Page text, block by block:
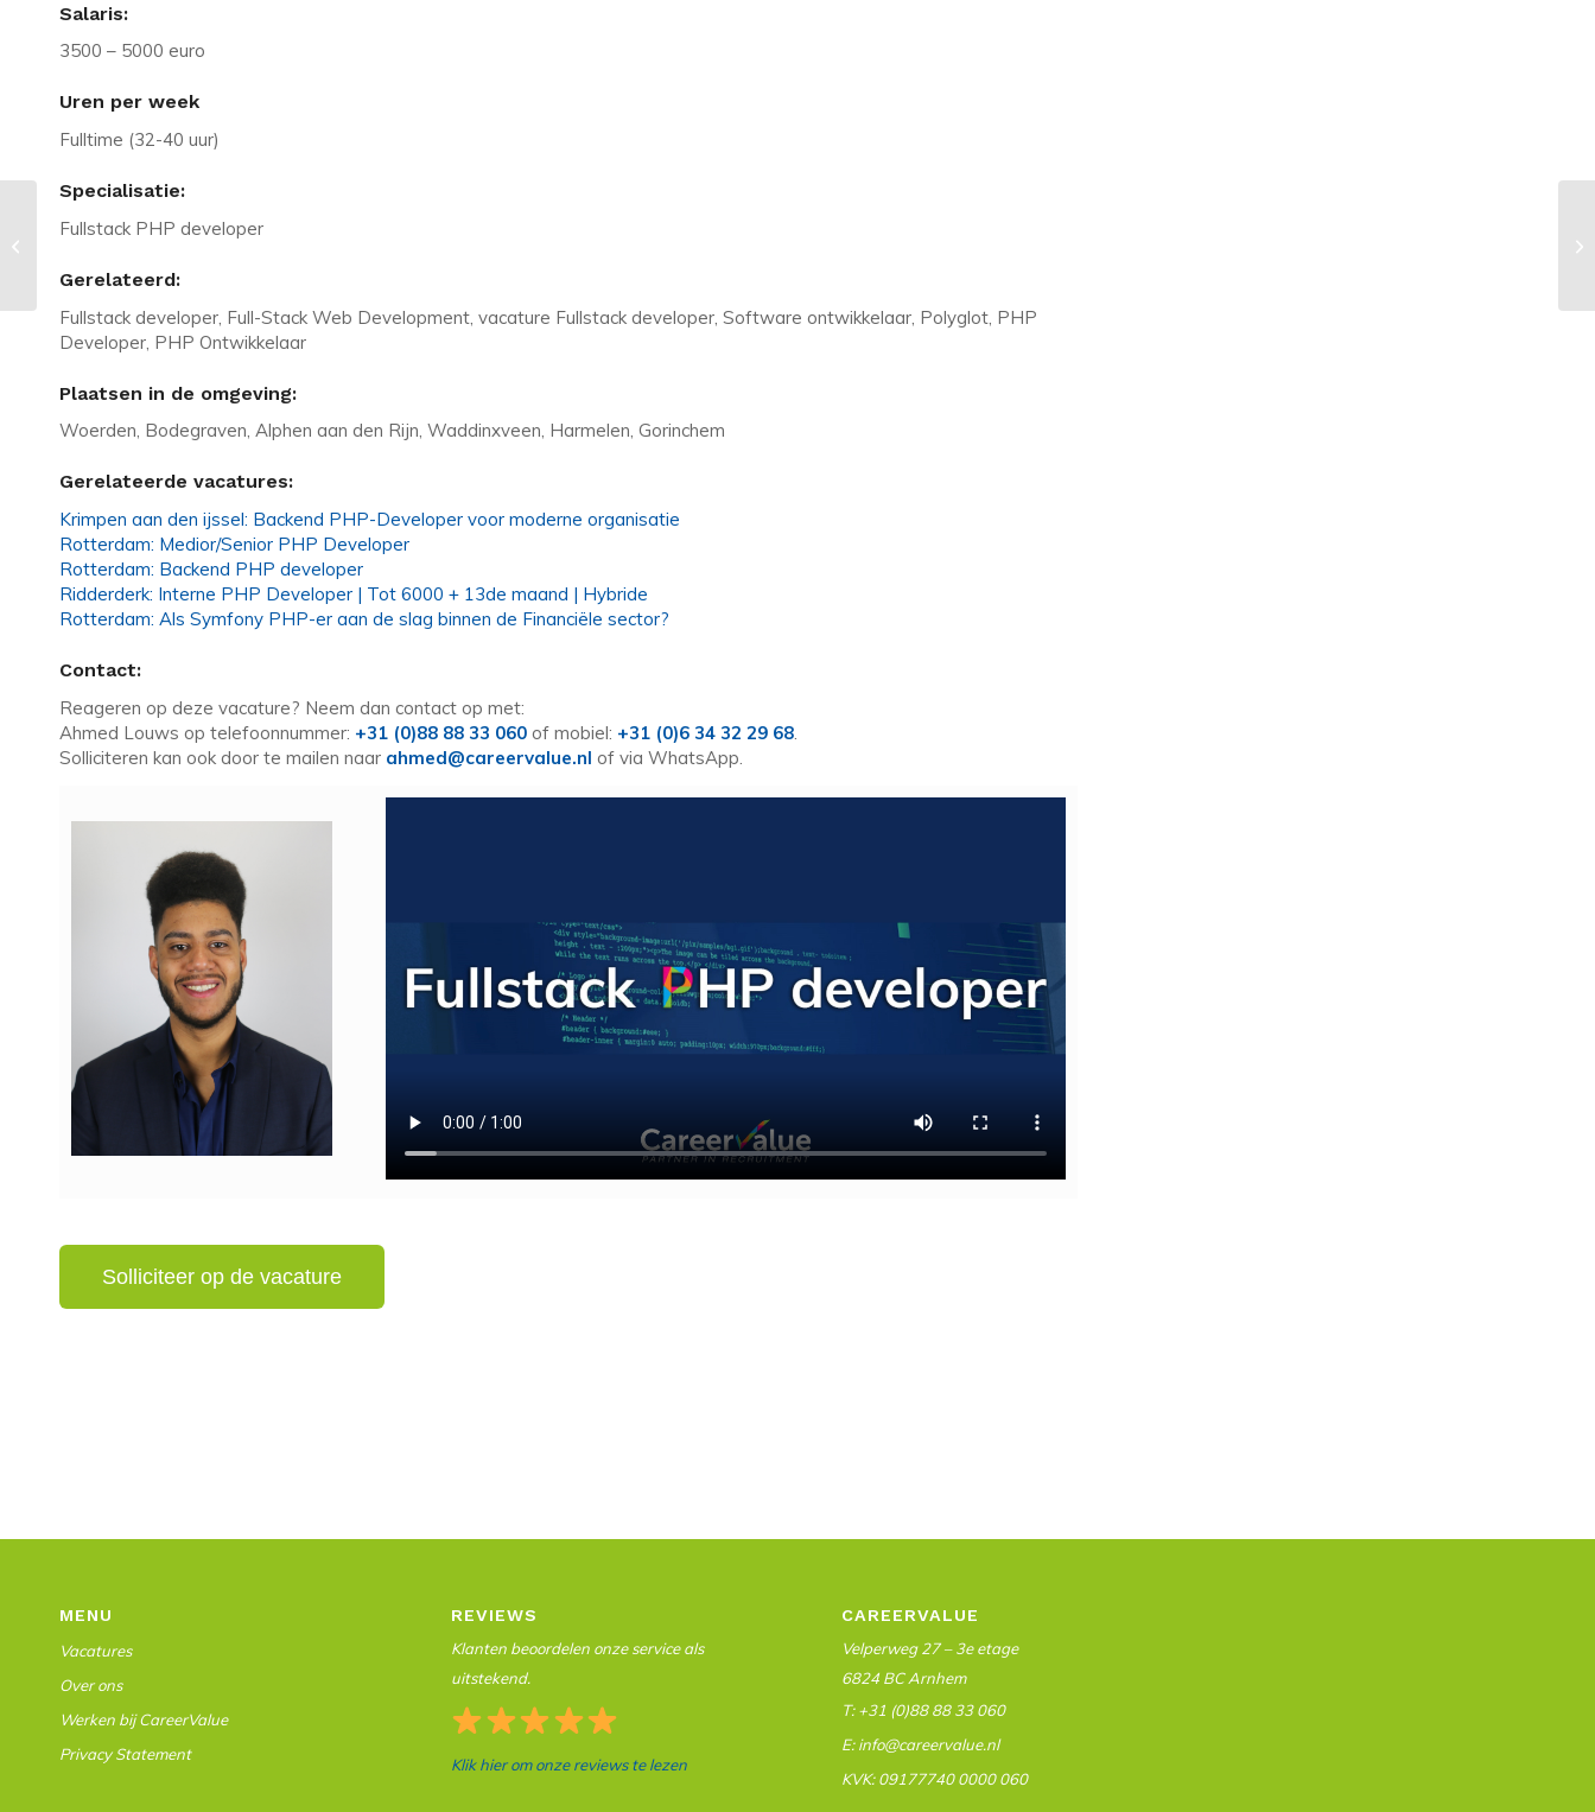
Salaris:
3500 – 5000 euro
Uren per week
Fulltime (32-40 uur)
Specialisatie:
Fullstack PHP developer
Gerelateerd:
Fullstack developer, Full-Stack Web Development, vacature Fullstack developer, Software ontwikkelaar, Polyglot, PHP
Developer, PHP Ontwikkelaar
Plaatsen in de omgeving:
Woerden, Bodegraven, Alphen aan den Rijn, Waddinxveen, Harmelen, Gorinchem
Gerelateerde vacatures:
Krimpen aan den ijssel: Backend PHP-Developer voor moderne organisatie
Rotterdam: Medior/Senior PHP Developer
Rotterdam: Backend PHP developer
Ridderderk: Interne PHP Developer | Tot 6000 + 13de maand | Hybride
Rotterdam: Als Symfony PHP-er aan de slag binnen de Financiële sector?
Contact:
Reageren op deze vacature? Neem dan contact op met:
Ahmed Louws op telefoonnummer: +31 (0)88 88 33 060 of mobiel: +31 (0)6 34 32 29 68.
Solliciteren kan ook door te mailen naar ahmed@careervalue.nl of via WhatsApp.
MENU
Vacatures
Over ons
Werken bij CareerValue
Privacy Statement
REVIEWS
Klanten beoordelen onze service als
uitstekend.
Klik hier om onze reviews te lezen
CAREERVALUE
Velperweg 27 – 3e etage
6824 BC Arnhem
T: +31 (0)88 88 33 060
E: info@careervalue.nl
KVK: 09177740 0000 060
Vacature in Amsterdam: Power
Apps developer | Duurzaamheid,
50% remote, tot...